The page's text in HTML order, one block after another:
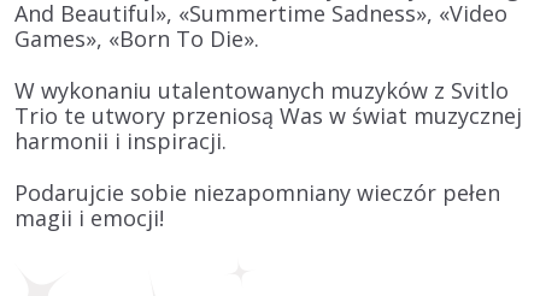
And Beautiful», «Summertime Sadness», «Video
Games», «Born To Die».
W wykonaniu utalentowanych muzyków z Svitlo
Trio te utwory przeniosą Was w świat muzycznej
harmonii i inspiracji.
Podarujcie sobie niezapomniany wieczór pełen
magii i emocji!